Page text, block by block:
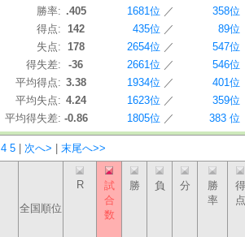
勝率: .405 1681位 ／
358位
得点: 142 435位 ／
89位
失点: 178 2654位 ／
547位
得失差:
-36 2661位 ／
546位
平均得点: 3.38 1934位 ／
401位
平均失点: 4.24 1623位 ／
359位
平均得失差: -0.86 1805位 ／ 383 位
4 5 次へ> 末尾へ>>
全国順位
R
試
合
数
勝 負 分
勝
率
得
点